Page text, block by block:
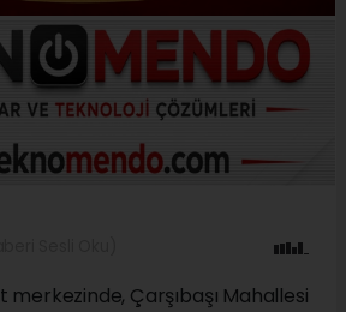
merkezinde, Çarşıbaşı Mahallesi